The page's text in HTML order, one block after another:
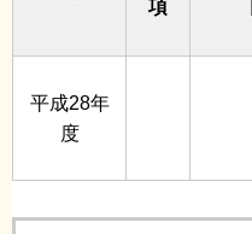
項
平成28年
度